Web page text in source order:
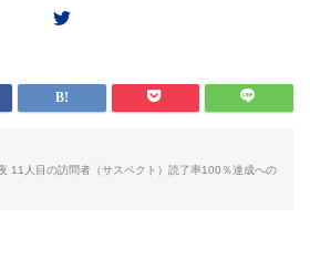
11人目の訪問者（サスペクト）読了率100％達成への